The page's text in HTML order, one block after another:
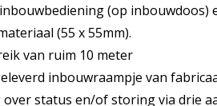
(op inbouwdoos)
(55 x 55mm).
van ruim 10 meter
inbouwraampje van
status en/of storing via drie